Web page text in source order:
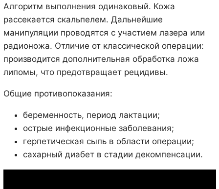
Алгоритм выполнения одинаковый. Кожа
рассекается скальпелем. Дальнейшие
манипуляции проводятся с участием лазера или
радионожа. Отличие от классической операции:
производится дополнительная обработка ложа
липомы, что предотвращает рецидивы.
Общие противопоказания:
беременность, период лактации;
острые инфекционные заболевания;
герпетическая сыпь в области операции;
сахарный диабет в стадии декомпенсации.